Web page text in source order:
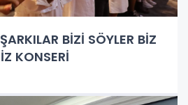
BİZİ SÖYLER BİZ
KONSERİ